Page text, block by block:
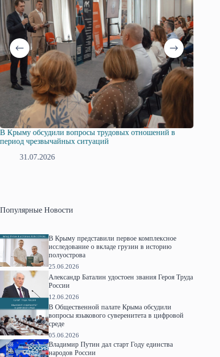
отношений в
Русская община Крыма и Федерация
профсоюзов Крыма укрепляют
Популярные Новости
В Крыму представили первое комплексное
исследование о вкладе грузин в историю
полуострова
25.06.2026
Александр Баталин удостоен звания Героя Труда
России
12.06.2026
В Общественной палате Крыма обсудили
вопросы языкового суверенитета в цифровой
среде
05.06.2026
Владимир Путин дал старт Году единства
народов России